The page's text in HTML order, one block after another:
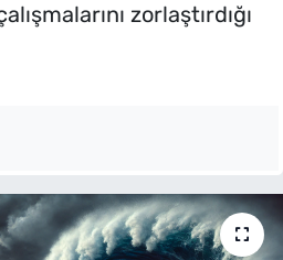
zorlaştırdığı